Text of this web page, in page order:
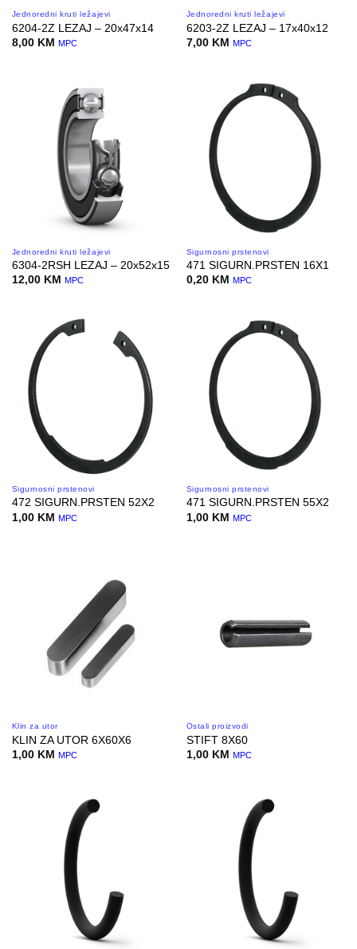
Jednoredni kruti ležajevi
6204-2Z LEZAJ – 20x47x14
8,00 KM MPC
Jednoredni kruti ležajevi
6203-2Z LEZAJ – 17x40x12
7,00 KM MPC
Jednoredni kruti ležajevi
6304-2RSH LEZAJ – 20x52x15
12,00 KM MPC
Sigurnosni prstenovi
471 SIGURN.PRSTEN 16X1
0,20 KM MPC
Sigurnosni prstenovi
472 SIGURN.PRSTEN 52X2
1,00 KM MPC
Sigurnosni prstenovi
471 SIGURN.PRSTEN 55X2
1,00 KM MPC
Klin za utor
KLIN ZA UTOR 6X60X6
1,00 KM MPC
Ostali proizvodi
STIFT 8X60
1,00 KM MPC